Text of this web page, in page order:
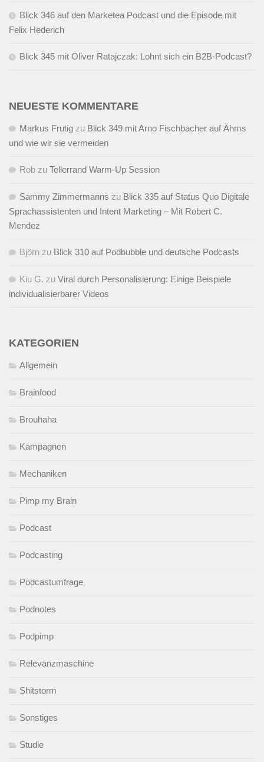
Blick 346 auf den Marketea Podcast und die Episode mit
Felix Hederich
Blick 345 mit Oliver Ratajczak: Lohnt sich ein B2B-Podcast?
NEUESTE KOMMENTARE
Markus Frutig zu Blick 349 mit Arno Fischbacher auf Ähms
und wie wir sie vermeiden
Rob zu Tellerrand Warm-Up Session
Sammy Zimmermanns zu Blick 335 auf Status Quo Digitale
Sprachassistenten und Intent Marketing – Mit Robert C.
Mendez
Björn zu Blick 310 auf Podbubble und deutsche Podcasts
Kiu G. zu Viral durch Personalisierung: Einige Beispiele
individualisierbarer Videos
KATEGORIEN
Allgemein
Brainfood
Brouhaha
Kampagnen
Mechaniken
Pimp my Brain
Podcast
Podcasting
Podcastumfrage
Podnotes
Podpimp
Relevanzmaschine
Shitstorm
Sonstiges
Studie